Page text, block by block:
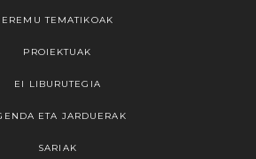
EREMU TEMATIKOAK
PROIEKTUAK
EI LIBURUTEGIA
ETA JARDUERAK
SARIAK